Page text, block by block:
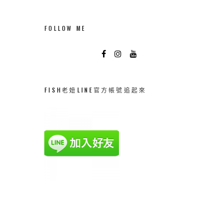
FOLLOW ME
FISH老妞LINE官方帳號追起來